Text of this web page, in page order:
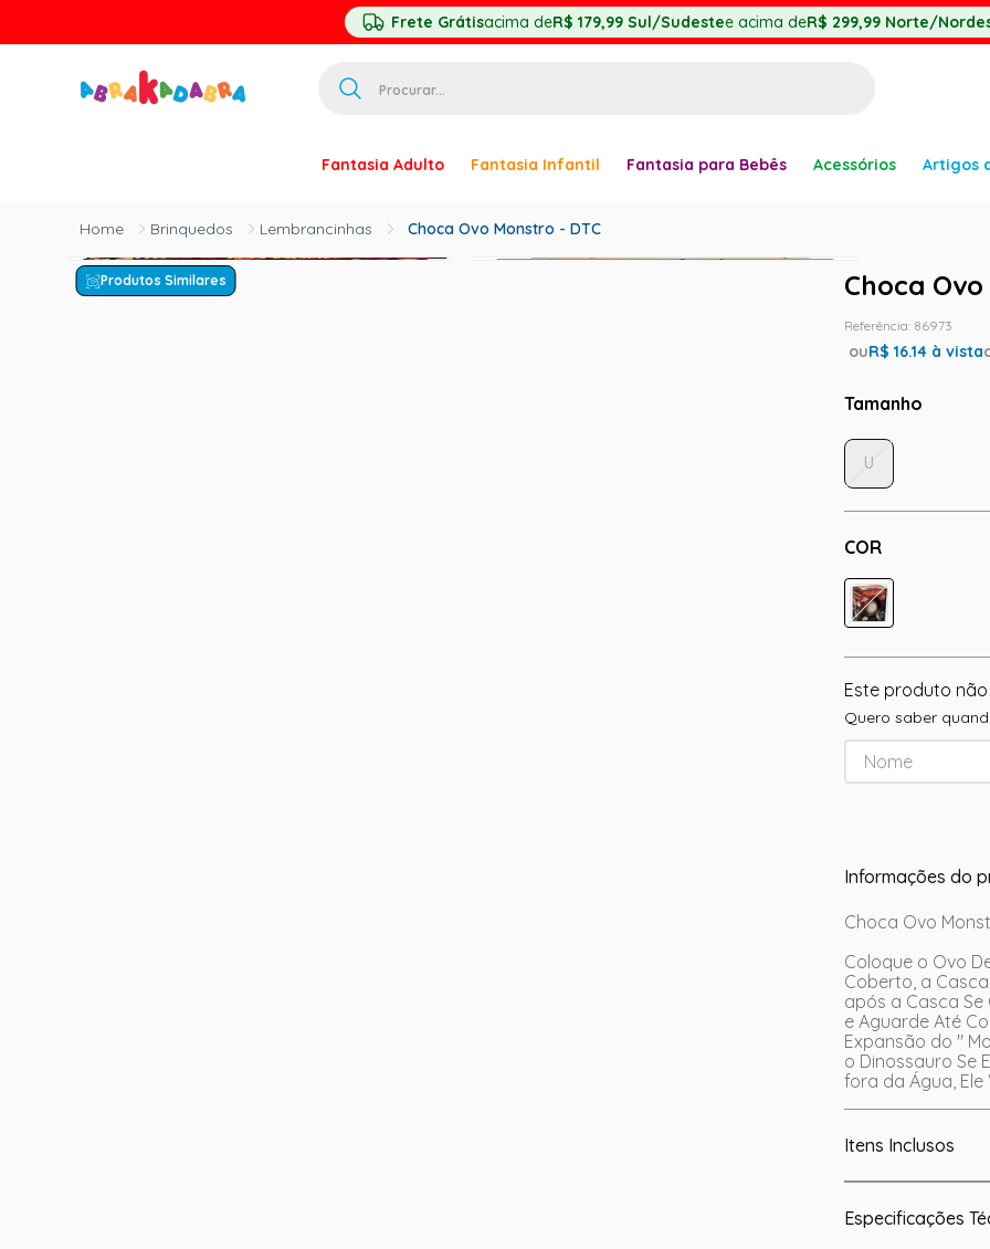
Frete Grátisacima deR$ 179,99 Sul/Sudestee acima deR$ 299,99 Norte/
Fantasia Adulto Fantasia Infantil Fantasia para Bebês Acessórios Artigos
Brinquedos Lembrancinhas Choca Ovo Monstro - DTC
Produtos Similares Choca
Referência: 86973
ouR$16.14 à vista
Tamanho
COR
U
Este produto
Quero saber
Informações do
Choca Ovo
Coloque o Ovo
Coberto, a
após a Casca
e Aguarde Até
Expansão do "
o Dinossauro Se
fora da Água,
Itens Inclusos
Especificações
princesa
3º
pirata